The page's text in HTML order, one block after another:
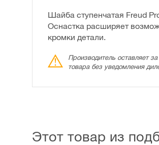
Шайба ступенчатая Freud
Оснастка расширяет
кромки детали.
Производитель оставляет
товара без уведомления
Этот товар из